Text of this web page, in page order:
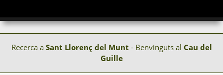
Recerca a Sant Llorenç del Munt - Benvinguts al Cau del
Guille